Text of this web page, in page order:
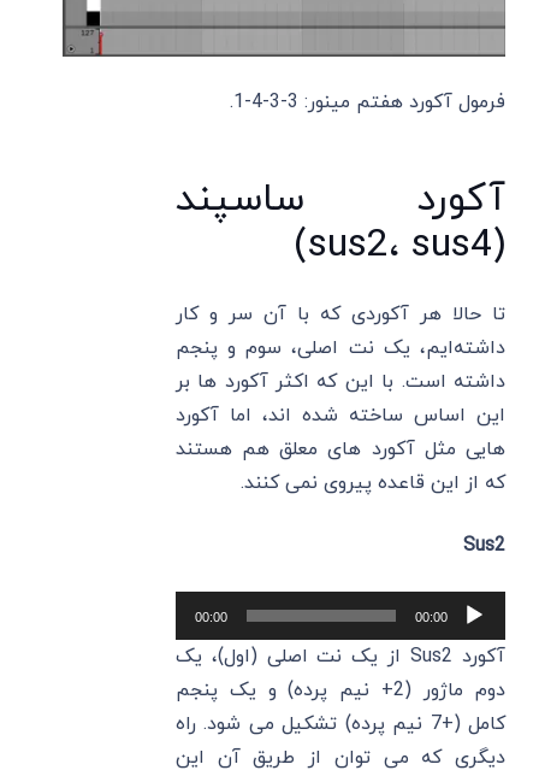
فرمول آکورد هفتم مینور: 3-3-4-1.
آکورد ساسپند
(sus2، sus4)
تا حالا هر آکوردی که با آن سر و کار
داشته‌ایم، یک نت اصلی، سوم و پنجم
داشته است. با این که اکثر آکورد ها بر
این اساس ساخته شده ‌اند، اما آکورد
هایی مثل آکورد های معلق هم هستند
که از این قاعده پیروی نمی ‌کنند.
Sus2
پخش‌کننده
صوت
00:00
00:00
آکورد Sus2 از یک نت اصلی (اول)، یک
دوم ماژور (2+ نیم پرده) و یک پنجم
کامل (+7 نیم پرده) تشکیل می‌ شود. راه
دیگری که می ‌توان از طریق آن این